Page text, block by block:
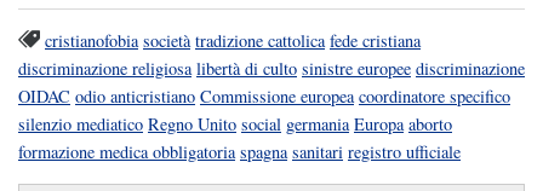
cristianofobia società tradizione cattolica fede cristiana
discriminazione religiosa libertà di culto sinistre europee discriminazione
OIDAC odio anticristiano Commissione europea coordinatore specifico
silenzio mediatico Regno Unito social germania Europa aborto
formazione medica obbligatoria spagna sanitari registro ufficiale